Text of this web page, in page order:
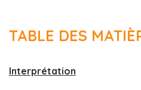
TABLE DES
Interprétation